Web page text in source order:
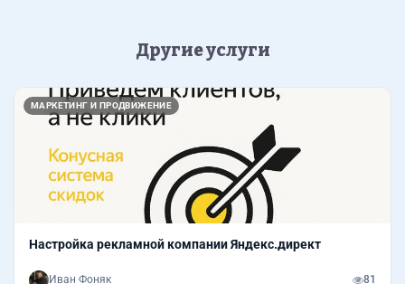
Другие услуги
МАРКЕТИНГ И ПРОДВИЖЕНИЕ
Настройка рекламной компании Яндекс.директ
Иван Фоняк 81